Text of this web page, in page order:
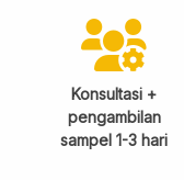
Konsultasi +
pengambilan
sampel 1-3 hari